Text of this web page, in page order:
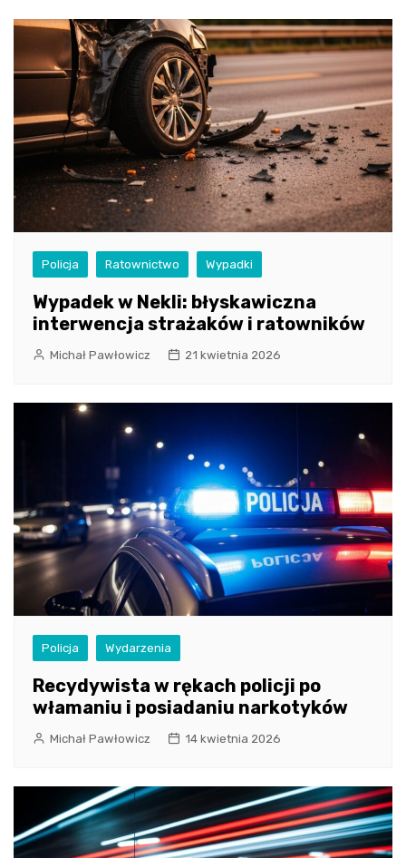
Policja Ratownictwo Wypadki
Wypadek w Nekli: błyskawiczna
interwencja strażaków i ratowników
Michał Pawłowicz 21 kwietnia 2026
Policja Wydarzenia
Recydywista w rękach policji po
włamaniu i posiadaniu narkotyków
Michał Pawłowicz 14 kwietnia 2026